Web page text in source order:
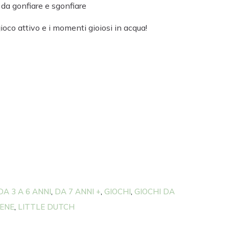
gonfiare e sgonfiare
attivo e i momenti gioiosi in acqua!
3 A 6 ANNI, DA 7 ANNI +, GIOCHI, GIOCHI DA
, LITTLE DUTCH